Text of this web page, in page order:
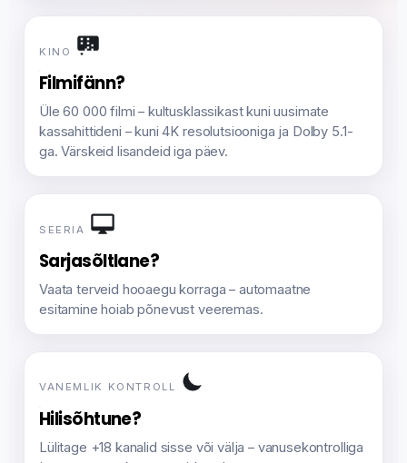
KINO
Filmifänn?
Üle 60 000 filmi – kultusklassikast kuni uusimate
kassahittideni – kuni 4K resolutsiooniga ja Dolby 5.1-
ga. Värskeid lisandeid iga päev.
SEERIA
Sarjasõltlane?
Vaata terveid hooaegu korraga – automaatne
esitamine hoiab põnevust veeremas.
VANEMLIK KONTROLL
Hilisõhtune?
Lülitage +18 kanalid sisse või välja – vanusekontrolliga